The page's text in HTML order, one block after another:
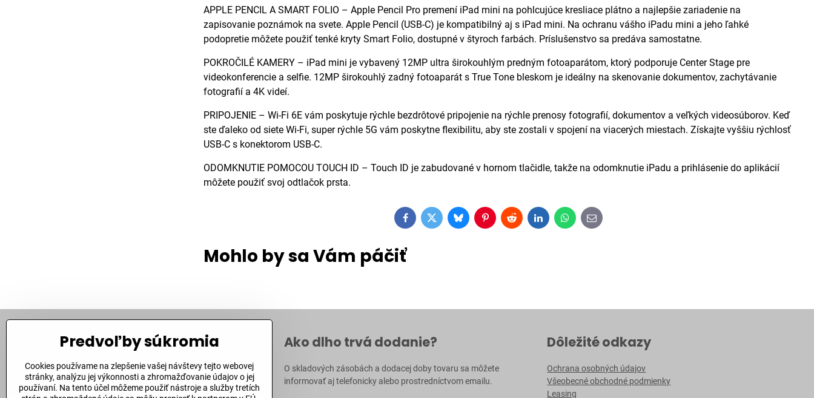
APPLE PENCIL A SMART FOLIO – Apple Pencil Pro premení iPad mini na pohlcujúce kresliace plátno a najlepšie zariadenie na
zapisovanie poznámok na svete. Apple Pencil (USB-C) je kompatibilný aj s iPad mini. Na ochranu vášho iPadu mini a jeho ľahké
podopretie môžete použiť tenké kryty Smart Folio, dostupné v štyroch farbách. Príslušenstvo sa predáva samostatne.
POKROČILÉ KAMERY – iPad mini je vybavený 12MP ultra širokouhlým predným fotoaparátom, ktorý podporuje Center Stage pre
videokonferencie a selfie. 12MP širokouhlý zadný fotoaparát s True Tone bleskom je ideálny na skenovanie dokumentov, zachytávanie
fotografií a 4K videí.
PRIPOJENIE – Wi-Fi 6E vám poskytuje rýchle bezdrôtové pripojenie na rýchle prenosy fotografií, dokumentov a veľkých videosúborov. Keď
ste ďaleko od siete Wi-Fi, super rýchle 5G vám poskytne flexibilitu, aby ste zostali v spojení na viacerých miestach. Získajte vyššiu rýchlosť
USB-C s konektorom USB-C.
ODOMKNUTIE POMOCOU TOUCH ID – Touch ID je zabudované v hornom tlačidle, takže na odomknutie iPadu a prihlásenie do aplikácií
môžete použiť svoj odtlačok prsta.
FacebookTwitterBlueskyPinterestRedditLinkedInWhatsApp
E-
mail
Mohlo by sa Vám páčiť
Kontakt
Bite Corporation, s​.r​.o​.
Fándlyho 1
94901 Nitra
Ako dlho trvá dodanie?
O skladových zásobách a dodacej doby tovaru sa môžete
informovať ajtelefonickyalebo prostredníctvomemailu.
Dôležité odkazy
Ochrana osobných údajov
Všeobecné obchodné podmienky
Leasing
Predvoľby súkromia
Cookies používame na zlepšenie vašej návštevy tejto webovej
stránky, analýzu jej výkonnosti a zhromažďovanie údajov o jej
používaní. Na tento účel môžeme použiť nástroje a služby tretích